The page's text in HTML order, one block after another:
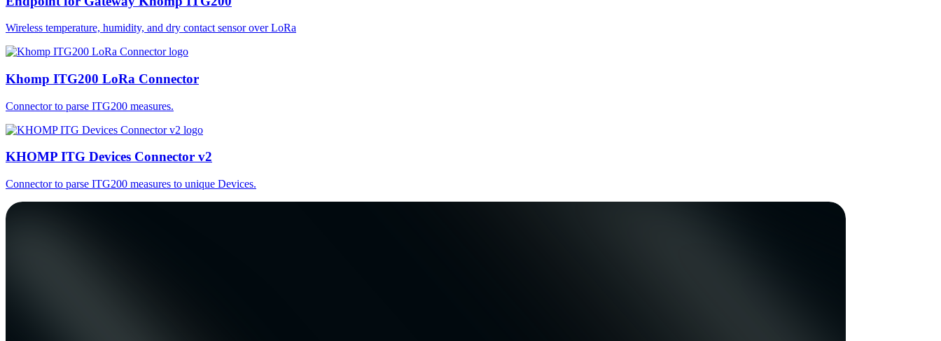
Wireless temperature, humidity, and dry contact sensor over LoRa
Khomp ITG200 LoRa Connector
Connector to parse ITG200 measures.
KHOMP ITG Devices Connector v2
Connector to parse ITG200 measures to unique Devices.